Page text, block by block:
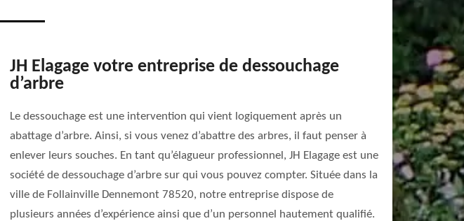
JH Elagage votre entreprise de dessouchage
d’arbre
Le dessouchage est une intervention qui vient logiquement après un
abattage d’arbre. Ainsi, si vous venez d’abattre des arbres, il faut penser à
enlever leurs souches. En tant qu’élagueur professionnel, JH Elagage est une
société de dessouchage d’arbre sur qui vous pouvez compter. Située dans la
ville de Follainville Dennemont 78520, notre entreprise dispose de
plusieurs années d’expérience ainsi que d’un personnel hautement qualifié.